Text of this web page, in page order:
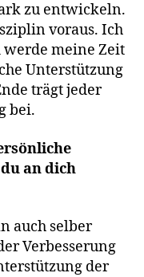
zu entwickeln.
voraus. Ich
meine Zeit
Unterstützung
trägt jeder
bei.
an dich
auch selber
Verbesserung
der